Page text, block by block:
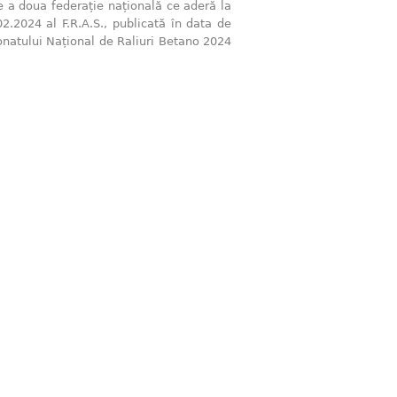
a doua federație națională ce aderă la
al F.R.A.S., publicată în data de
Național de Raliuri Betano 2024